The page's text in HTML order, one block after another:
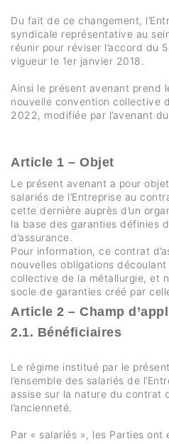
Du fait de ce changement,
syndicale représentative au
réunir pour réviser l’accord du
vigueur le 1er janvier 2018.
Ainsi le présent avenant prend
nouvelle convention collective
2022, modifiée par l’avenant
Article 1 – Objet
Le présent avenant a pour objet
salariés de l’Entreprise au
cette dernière auprès d’un
la base des garanties définies
d’assurance.
Pour information, ce contrat
nouvelles obligations
collective de la métallurgie, et
socle de garanties créé par
Article 2 – Champ
2.1. Bénéficiaires
Le régime institué par le
l’ensemble des salariés de
assise sur la nature du contrat
l’ancienneté.
Par « salariés », les Parties